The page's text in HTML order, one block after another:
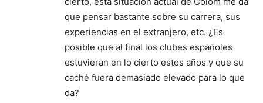
que pensar bastante sobre su carrera, sus
experiencias en el extranjero, etc. ¿Es
posible que al final los clubes españoles
estuvieran en lo cierto estos años y que su
caché fuera demasiado elevado para lo que
da?